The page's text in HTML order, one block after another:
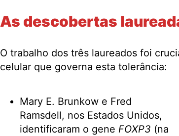
As descobertas
O trabalho dos três laureados foi
celular que governa esta tolerância:
Mary E. Brunkow e Fred
Ramsdell, nos Estados Unidos,
identificaram o gene FOXP3 (na